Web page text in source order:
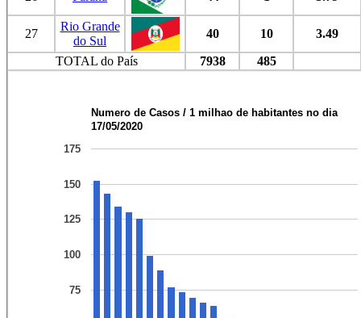
27
Rio Grande
do Sul
40 10
3.49
TOTAL do País
7938 485
Numero de Casos / 1 milhao de habitantes no dia
17/05/2020
75
100
125
150
175